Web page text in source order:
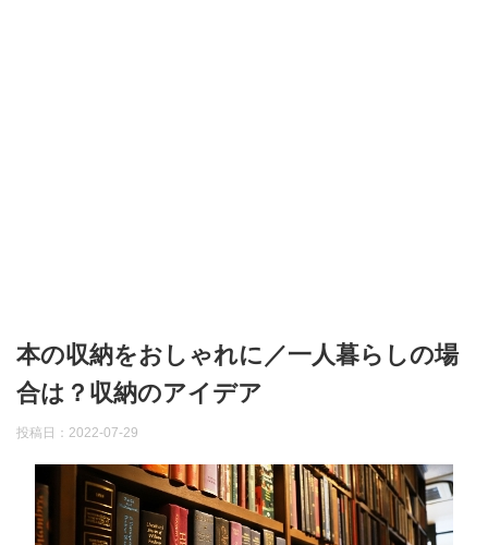
本の収納をおしゃれに／一人暮らしの場
合は？収納のアイデア
投稿日： 2022-07-29